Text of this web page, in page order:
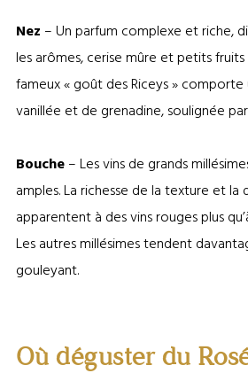
Nez – Un parfum complexe et riche,
les arômes, cerise mûre et petits
fameux « goût des Riceys »
vanillée et de grenadine, soulignée
Bouche– Les vins de grands
amples. La richesse de la texture et
apparentent à des vins rouges plus
Les autres millésimes tendent
gouleyant.
Où déguster du